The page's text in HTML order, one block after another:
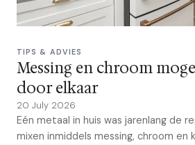
TIPS & ADVIES
Messing en chroom
door elkaar
20 July 2026
Eén metaal in huis was jarenlang de
mixen inmiddels messing, chroom en